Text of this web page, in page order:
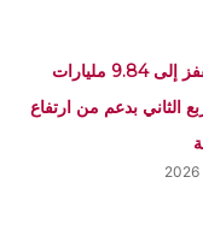
أرباح شل تقفز إلى 9.84 مليارات
الثاني بدعم من ارتفاع